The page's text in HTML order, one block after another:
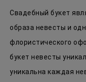
Свадебный букет
образа невесты и
флористического
букет невесты
уникальна каждая